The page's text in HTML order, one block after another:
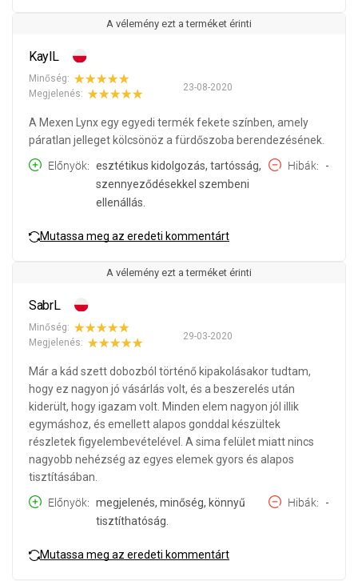
A vélemény ezt a terméket érinti
KaylL
23-08-2020
Minőség:
Megjelenés:
A Mexen Lynx egy egyedi termék fekete színben, amely
páratlan jelleget kölcsönöz a fürdőszoba berendezésének.
Előnyök
esztétikus kidolgozás, tartósság,
szennyeződésekkel szembeni
ellenállás.
Hibák -
Mutassa meg az eredeti kommentárt
A vélemény ezt a terméket érinti
SabrL
29-03-2020
Minőség:
Megjelenés:
Már a kád szett dobozból történő kipakolásakor tudtam,
hogy ez nagyon jó vásárlás volt, és a beszerelés után
kiderült, hogy igazam volt. Minden elem nagyon jól illik
egymáshoz, és emellett alapos gonddal készültek
részletek figyelembevételével. A sima felület miatt nincs
nagyobb nehézség az egyes elemek gyors és alapos
tisztításában.
Előnyök
megjelenés, minőség, könnyű
tisztíthatóság.
Hibák -
Mutassa meg az eredeti kommentárt